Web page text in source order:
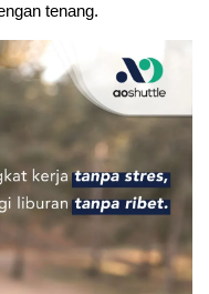
tenang.